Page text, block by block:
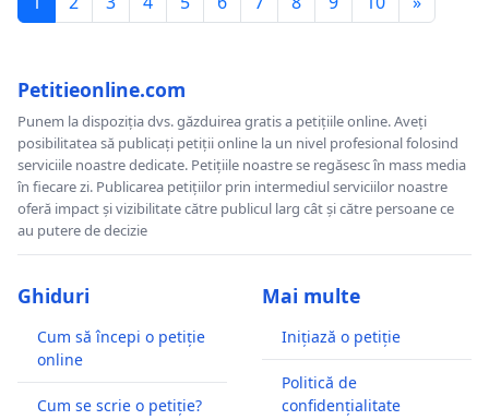
Petitieonline.com
Punem la dispoziția dvs. găzduirea gratis a petițiile online. Aveți
posibilitatea să publicați petiții online la un nivel profesional folosind
serviciile noastre dedicate. Petițiile noastre se regăsesc în mass media
în fiecare zi. Publicarea petițiilor prin intermediul serviciilor noastre
oferă impact și vizibilitate către publicul larg cât și către persoane ce
au putere de decizie
Ghiduri
Cum să începi o petiție
online
Cum se scrie o petiție?
Mai multe
Inițiază o petiție
Politică de
confidențialitate